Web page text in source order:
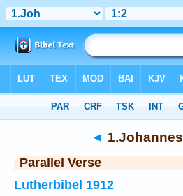
◄
Parallel Verse
Lutherbibel 1912